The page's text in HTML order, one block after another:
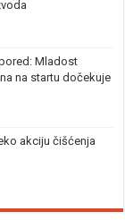
Mladost
na startu dočekuje
akciju čišćenja